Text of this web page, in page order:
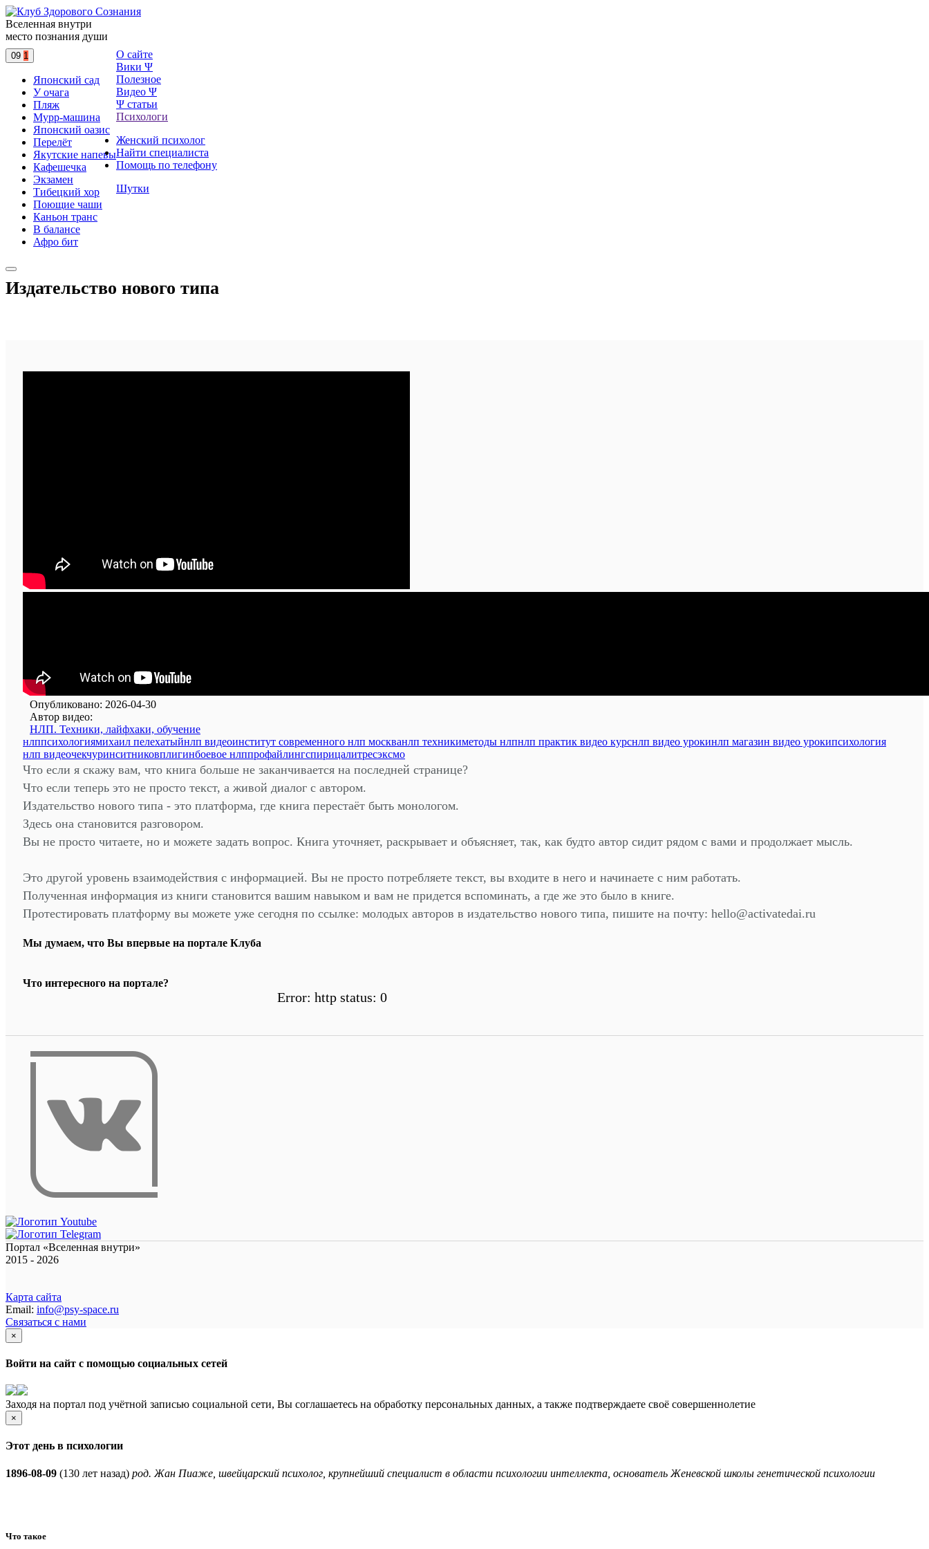
Вселенная внутри
место познания души
09 1
Японский сад
У очага
Пляж
Мурр-машина
Японский оазис
Перелёт
Якутские напевы
Кафешечка
Экзамен
Тибецкий хор
Поющие чаши
Каньон транс
В балансе
Афро бит
О сайте
Вики Ψ
Полезное
Видео Ψ
Ψ статьи
Психологи
Женский психолог
Найти специалиста
Помощь по телефону
Шутки
Издательство нового типа
Опубликовано: 2026-04-30
Автор видео:
НЛП. Техники, лайфхаки, обучение
нлппсихологиямихаил пелехатыйнлп видеоинститут современного нлп москванлп техникиметоды нлпнлп практик видео курснлп видео урокинлп магазин видео урокипсихология
нлп видеочекчуринситниковплигинбоевое нлппрофайлингспирицалитресэксмо
Что если я скажу вам, что книга больше не заканчивается на последней странице?
Что если теперь это не просто текст, а живой диалог с автором.
Издательство нового типа - это платформа, где книга перестаёт быть монологом.
Здесь она становится разговором.
Вы не просто читаете, но и можете задать вопрос. Книга уточняет, раскрывает и объясняет, так, как будто автор сидит рядом с вами и продолжает мысль.
Это другой уровень взаимодействия с информацией. Вы не просто потребляете текст, вы входите в него и начинаете с ним работать.
Полученная информация из книги становится вашим навыком и вам не придется вспоминать, а где же это было в книге.
Протестировать платформу вы можете уже сегодня по ссылке: молодых авторов в издательство нового типа, пишите на почту: hello@activatedai.ru
Мы думаем, что Вы впервые на портале Клуба
Что интересного на портале?
Error: http status: 0
Портал «Вселенная внутри»
2015 - 2026
Карта сайта
Email: info@psy-space.ru
Связаться с нами
×
Войти на сайт с помощью социальных сетей
Заходя на портал под учётной записью социальной сети, Вы соглашаетесь на обработку персональных данных, а также подтверждаете своё совершеннолетие
×
Этот день в психологии
1896-08-09 (130 лет назад) род. Жан Пиаже, швейцарский психолог, крупнейший специалист в области психологии интеллекта, основатель Женевской школы генетической психологии
Что такое